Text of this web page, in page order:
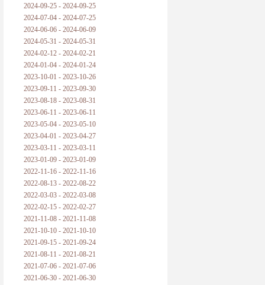
2024-09-25 - 2024-09-25
2024-07-04 - 2024-07-25
2024-06-06 - 2024-06-09
2024-05-31 - 2024-05-31
2024-02-12 - 2024-02-21
2024-01-04 - 2024-01-24
2023-10-01 - 2023-10-26
2023-09-11 - 2023-09-30
2023-08-18 - 2023-08-31
2023-06-11 - 2023-06-11
2023-05-04 - 2023-05-10
2023-04-01 - 2023-04-27
2023-03-11 - 2023-03-11
2023-01-09 - 2023-01-09
2022-11-16 - 2022-11-16
2022-08-13 - 2022-08-22
2022-03-03 - 2022-03-08
2022-02-15 - 2022-02-27
2021-11-08 - 2021-11-08
2021-10-10 - 2021-10-10
2021-09-15 - 2021-09-24
2021-08-11 - 2021-08-21
2021-07-06 - 2021-07-06
2021-06-30 - 2021-06-30